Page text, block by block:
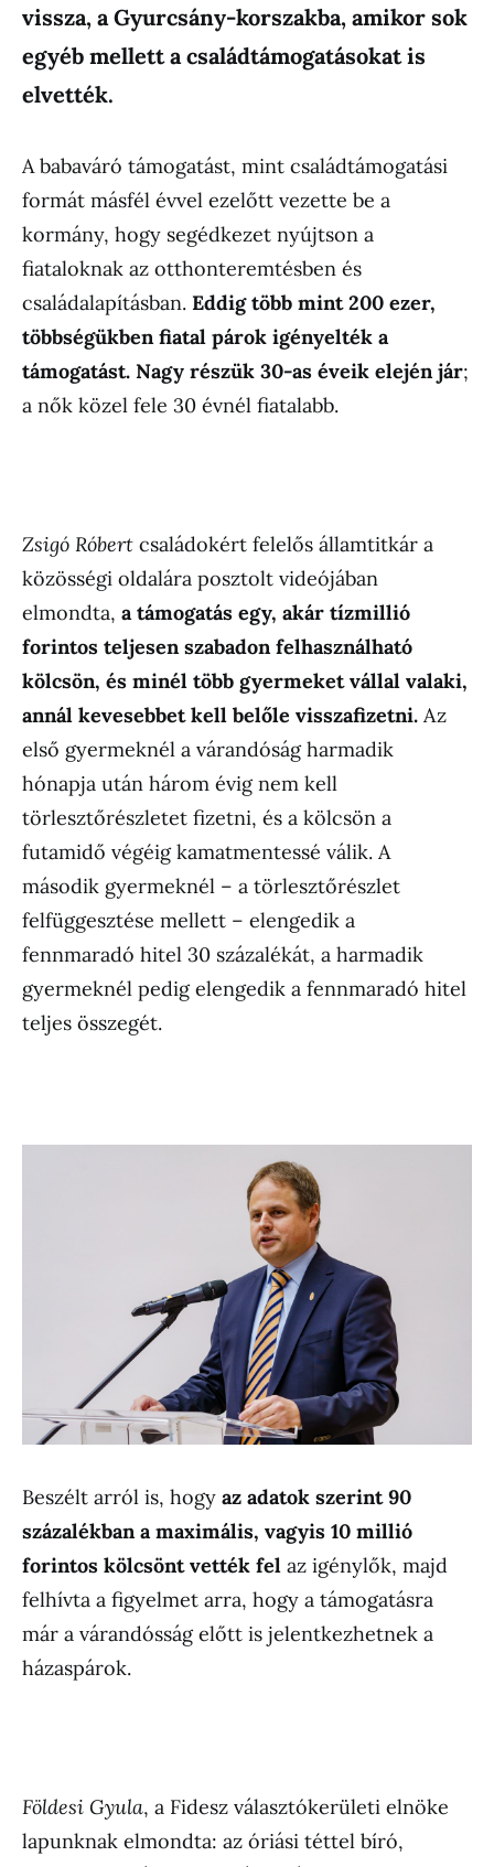
vissza, a Gyurcsány-korszakba, amikor sok
egyéb mellett a családtámogatásokat is
elvették.
A babaváró támogatást, mint családtámogatási
formát másfél évvel ezelőtt vezette be a
kormány, hogy segédkezet nyújtson a
fiataloknak az otthonteremtésben és
családalapításban. Eddig több mint 200 ezer,
többségükben fiatal párok igényelték a
támogatást. Nagy részük 30-as éveik elején jár;
a nők közel fele 30 évnél fiatalabb.
Zsigó Róbert családokért felelős államtitkár a
közösségi oldalára posztolt videójában
elmondta, a támogatás egy, akár tízmillió
forintos teljesen szabadon felhasználható
kölcsön, és minél több gyermeket vállal valaki,
annál kevesebbet kell belőle visszafizetni. Az
első gyermeknél a várandóság harmadik
hónapja után három évig nem kell
törlesztőrészletet fizetni, és a kölcsön a
futamidő végéig kamatmentessé válik. A
második gyermeknél – a törlesztőrészlet
felfüggesztése mellett – elengedik a
fennmaradó hitel 30 százalékát, a harmadik
gyermeknél pedig elengedik a fennmaradó hitel
teljes összegét.
Beszélt arról is, hogy az adatok szerint 90
százalékban a maximális, vagyis 10 millió
forintos kölcsönt vették fel az igénylők, majd
felhívta a figyelmet arra, hogy a támogatásra
már a várandósság előtt is jelentkezhetnek a
házaspárok.
Földesi Gyula, a Fidesz választókerületi elnöke
lapunknak elmondta: az óriási téttel bíró,